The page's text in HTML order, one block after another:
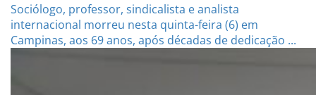
Sociólogo, professor, sindicalista e analista
internacional morreu nesta quinta-feira (6) em
Campinas, aos 69 anos, após décadas de dedicação ...